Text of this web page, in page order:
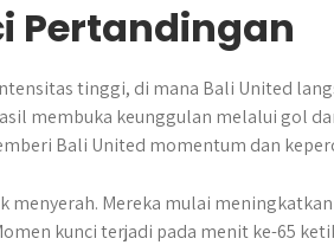
Pertandingan
tinggi, di mana Bali United
membuka keunggulan melalui gol
Bali United momentum dan
menyerah. Mereka mulai
kunci terjadi pada menit ke-65